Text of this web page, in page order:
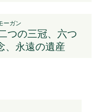
ーガン
つの三冠、六つ
、永遠の遺産